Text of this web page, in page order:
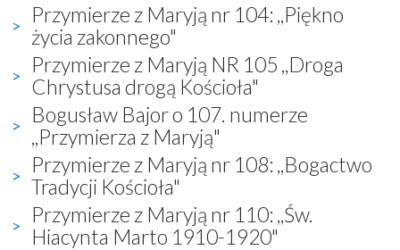
Przymierze z Maryją nr 104: ,,Piękno
życia zakonnego"
Przymierze z Maryją NR 105 ,,Droga
Chrystusa drogą Kościoła"
Bogusław Bajor o 107. numerze
,,Przymierza z Maryją"
Przymierze z Maryją nr 108: ,,Bogactwo
Tradycji Kościoła"
Przymierze z Maryją nr 110: ,,Św.
Hiacynta Marto 1910-1920"